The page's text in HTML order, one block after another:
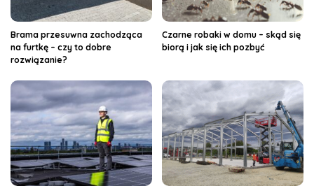
Brama przesuwna zachodząca
na furtkę – czy to dobre
rozwiązanie?
Czarne robaki w domu – skąd się
biorą i jak się ich pozbyć